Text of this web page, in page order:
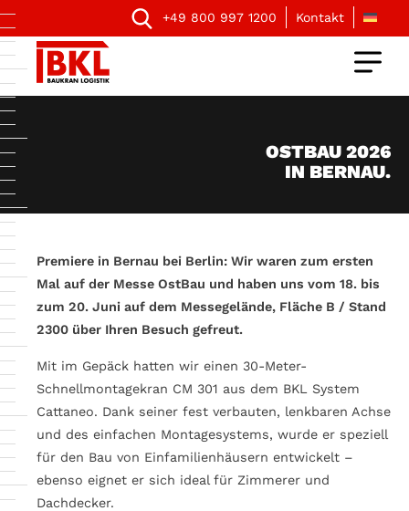
+49 800 997 1200 Kontakt
OSTBAU 2026
IN BERNAU.
Premiere in Bernau bei Berlin: Wir waren zum ersten
Mal auf der Messe OstBau und haben uns vom 18. bis
zum 20. Juni auf dem Messegelände, Fläche B / Stand
2300 über Ihren Besuch gefreut.
Mit im Gepäck hatten wir einen 30-Meter-
Schnellmontagekran CM 301 aus dem BKL System
Cattaneo. Dank seiner fest verbauten, lenkbaren Achse
und des einfachen Montagesystems, wurde er speziell
für den Bau von Einfamilienhäusern entwickelt –
ebenso eignet er sich ideal für Zimmerer und
Dachdecker.